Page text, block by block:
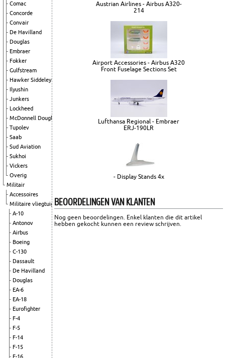
Comac
Concorde
Convair
De Havilland
Douglas
Embraer
Fokker
Gulfstream
Hawker Siddeley
Ilyushin
Junkers
Lockheed
McDonnell Douglas
Tupolev
Saab
Sud Aviation
Sukhoi
Vickers
Overig
Militair
Accessoires
Militaire vliegtuigen
A-10
Antonov
Airbus
Boeing
C-130
Dassault
De Havilland
Douglas
EA-6
EA-18
Eurofighter
F-4
F-5
F-14
F-15
F-16
Austrian Airlines - Airbus A320-
214
Airport Accessories - Airbus A320
Front Fuselage Sections Set
Lufthansa Regional - Embraer
ERJ-190LR
- Display Stands 4x
BEOORDELINGEN VAN KLANTEN
Nog geen beoordelingen. Enkel klanten die dit artikel
hebben gekocht kunnen een review schrijven.